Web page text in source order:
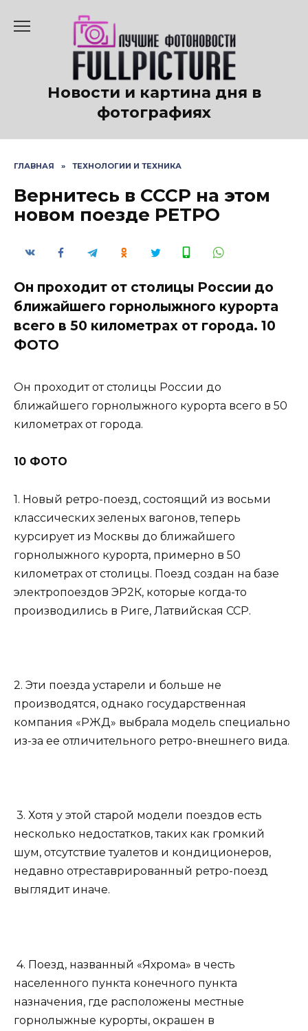
содержанию
Новости и картина дня в
фотографиях
ГЛАВНАЯ » ТЕХНОЛОГИИ И ТЕХНИКА
Вернитесь в СССР на этом
новом поезде РЕТРО
Он проходит от столицы России до
ближайшего горнолыжного курорта
всего в 50 километрах от города. 10
ФОТО
Он проходит от столицы России до
ближайшего горнолыжного курорта всего в 50
километрах от города.
10 ФОТО
1. Новый ретро-поезд, состоящий из восьми
классических зеленых вагонов, теперь
курсирует из Москвы до ближайшего
горнолыжного курорта, примерно в 50
километрах от столицы. Поезд создан на базе
электропоездов ЭР2К, которые когда-то
производились в Риге, Латвийская ССР.
2. Эти поезда устарели и больше не
производятся, однако государственная
компания «РЖД» выбрала модель специально
из-за ее отличительного ретро-внешнего вида.
3. Хотя у этой старой модели поездов есть
несколько недостатков, таких как громкий
шум, отсутствие туалетов и кондиционеров,
недавно отреставрированный ретро-поезд
выглядит иначе.
4. Поезд, названный «Яхрома» в честь
населенного пункта конечного пункта
назначения, где расположены местные
горнолыжные курорты, окрашен в